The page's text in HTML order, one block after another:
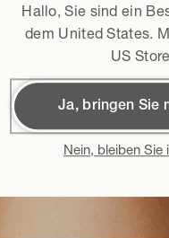
Hallo, Sie sind ein
dem United States.
US
Ja, bringen Sie
Nein, bleiben Sie